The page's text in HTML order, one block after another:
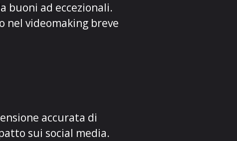
buoni ad eccezionali.
nel videomaking breve
accurata di
sui social media.